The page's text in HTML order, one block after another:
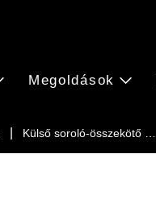
Külső soroló-összekötő …
Megoldások